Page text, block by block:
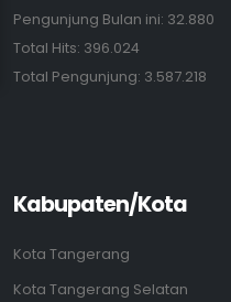
Pengunjung Bulan ini: 32.880
Total Hits: 396.024
Total Pengunjung: 3.587.218
Kabupaten/Kota
Kota Tangerang
Kota Tangerang Selatan